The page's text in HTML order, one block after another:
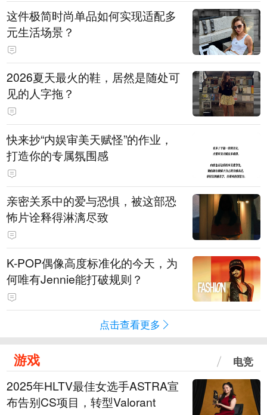
这件极简时尚单品如何实现适配多
元生活场景？
2026夏天最火的鞋，居然是随处可
见的人字拖？
快来抄“内娱审美天赋怪”的作业，
打造你的专属氛围感
亲密关系中的爱与恐惧，被这部恐
怖片诠释得淋漓尽致
K-POP偶像高度标准化的今天，为
何唯有Jennie能打破规则？
点击查看更多
游戏 电竞
2025年HLTV最佳女选手ASTRA宣
布告别CS项目，转型Valorant